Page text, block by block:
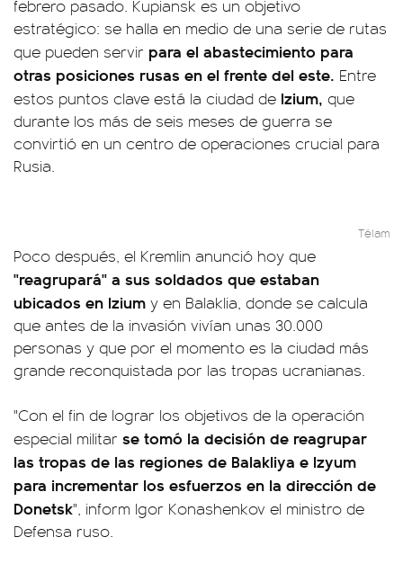
febrero pasado. Kupiansk es un objetivo
estratégico: se halla en medio de una serie de rutas
que pueden servir para el abastecimiento para
otras posiciones rusas en el frente del este. Entre
estos puntos clave está la ciudad de Izium, que
durante los más de seis meses de guerra se
convirtió en un centro de operaciones crucial para
Rusia.
Télam
Poco después, el Kremlin anunció hoy que
"reagrupará" a sus soldados que estaban
ubicados en Izium y en Balaklia, donde se calcula
que antes de la invasión vivían unas 30.000
personas y que por el momento es la ciudad más
grande reconquistada por las tropas ucranianas.
"Con el fin de lograr los objetivos de la operación
especial militar se tomó la decisión de reagrupar
las tropas de las regiones de Balakliya e Izyum
para incrementar los esfuerzos en la dirección de
Donetsk", inform Igor Konashenkov el ministro de
Defensa ruso.